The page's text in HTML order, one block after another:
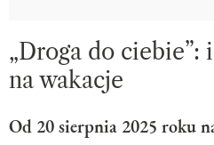
„Droga do ciebie”:
na wakacje
Od 20 sierpnia 2025 roku